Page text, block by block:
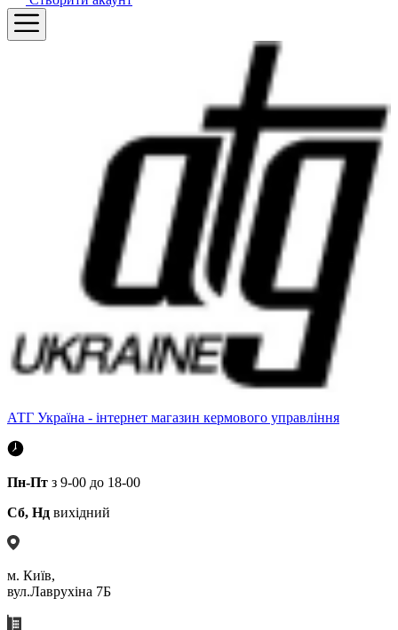
АТГ Україна - інтернет магазин кермового управління
Пн-Пт з 9-00 до 18-00
Сб, Нд вихідний
м. Київ,
вул.Лаврухіна 7Б